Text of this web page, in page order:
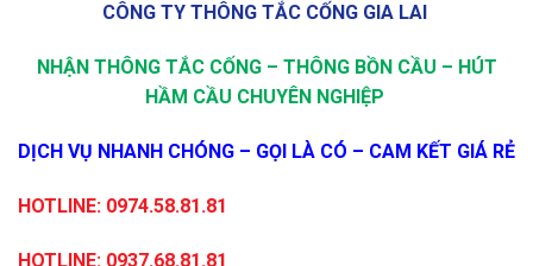
CÔNG TY THÔNG TẮC CỐNG GIA LAI
NHẬN THÔNG TẮC CỐNG – THÔNG BỒN CẦU – HÚT
HẦM CẦU CHUYÊN NGHIỆP
DỊCH VỤ NHANH CHÓNG – GỌI LÀ CÓ – CAM KẾT GIÁ RẺ
HOTLINE: 0974.58.81.81
HOTLINE: 0937.68.81.81